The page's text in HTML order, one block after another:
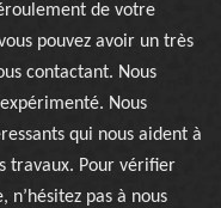
de votre
pouvez avoir un très
contactant. Nous
Nous
qui nous aident à
travaux. Pour vérifier
pas à nous